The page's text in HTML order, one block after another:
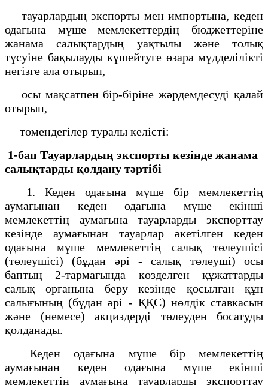
тауарлардың экспорты мен импортына, кеден
одағына мүше мемлекеттердің бюджеттеріне
жанама салықтардың уақтылы және толық
түсуіне бақылауды күшейтуге өзара мүдделілікті
негізге ала отырып,
осы мақсатпен бір-біріне жәрдемдесуді қалай
отырып,
төмендегілер туралы келісті:
1-бап Тауарлардың экспорты кезінде жанама
салықтарды қолдану тәртібі
1. Кеден одағына мүше бір мемлекеттің
аумағынан кеден одағына мүше екінші
мемлекеттің аумағына тауарларды экспорттау
кезінде аумағынан тауарлар әкетілген кеден
одағына мүше мемлекеттің салық төлеушісі
(төлеушісі) (бұдан әрі - салық төлеуші) осы
баптың 2-тармағында көзделген құжаттарды
салық органына беру кезінде қосылған құн
салығының (бұдан әрі - ҚҚС) нөлдік ставкасын
және (немесе) акциздерді төлеуден босатуды
қолданады.
Кеден одағына мүше бір мемлекеттің
аумағынан кеден одағына мүше екінші
мемлекеттің аумағына тауарларды экспорттау